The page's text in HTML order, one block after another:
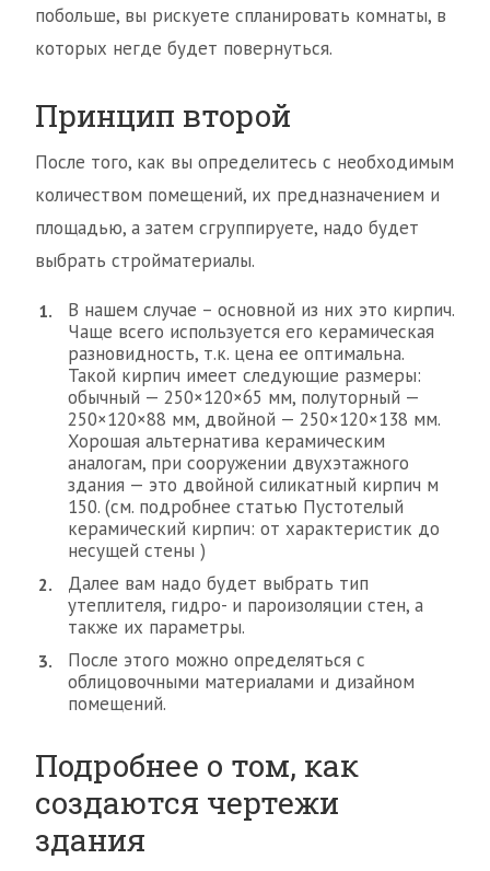
побольше, вы рискуете спланировать комнаты, в
которых негде будет повернуться.
Принцип второй
После того, как вы определитесь с необходимым
количеством помещений, их предназначением и
площадью, а затем сгруппируете, надо будет
выбрать стройматериалы.
В нашем случае – основной из них это кирпич.
Чаще всего используется его керамическая
разновидность, т.к. цена ее оптимальна.
Такой кирпич имеет следующие размеры:
обычный — 250×120×65 мм, полуторный —
250×120×88 мм, двойной — 250×120×138 мм.
Хорошая альтернатива керамическим
аналогам, при сооружении двухэтажного
здания — это двойной силикатный кирпич м
150. (см. подробнее статью Пустотелый
керамический кирпич: от характеристик до
несущей стены )
Далее вам надо будет выбрать тип
утеплителя, гидро- и пароизоляции стен, а
также их параметры.
После этого можно определяться с
облицовочными материалами и дизайном
помещений.
Подробнее о том, как
создаются чертежи
здания